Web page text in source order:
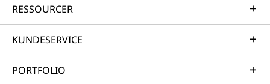
RESSOURCER
KUNDESERVICE
PORTFOLIO